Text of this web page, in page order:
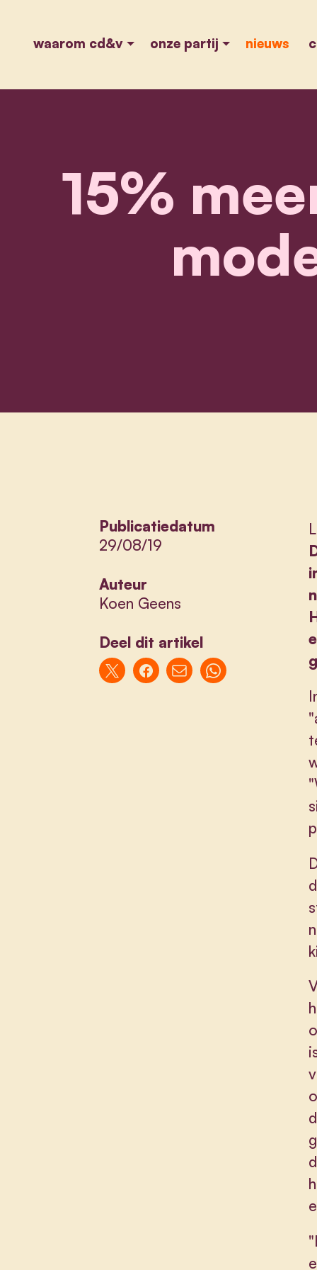
waarom cd&v onze partij nieuws
15%
Publicatiedatum
29/08/19
Auteur
Koen Geens
Deel dit artikel